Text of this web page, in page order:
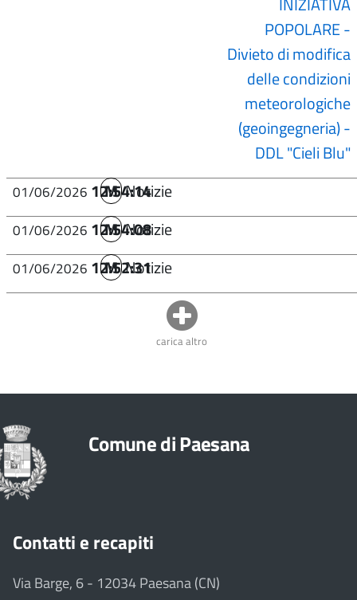
POPOLARE -
Divieto di modifica
delle condizioni
meteorologiche
(geoingegneria) -
DDL "Cieli Blu"
01/06/2026 12:54:14
MNotizie
01/06/2026 12:54:08
MNotizie
01/06/2026 12:52:31
MNotizie
carica altro
Comune di Paesana
Contatti e recapiti
Via Barge, 6 - 12034 Paesana (CN)